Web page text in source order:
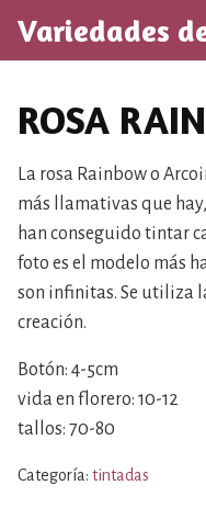
l
Variedades
ROSA
La rosa Rainbow o
más llamativas que
han conseguido tintar
foto es el modelo más
son infinitas. Se utiliza
creación.
Botón: 4-5cm
vida en florero: 10-12
tallos: 70-80
Categoría: tintadas